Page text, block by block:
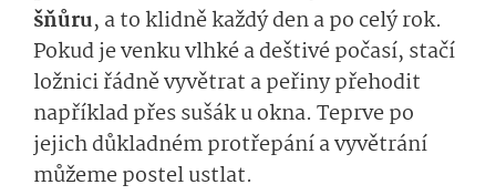
šňůru, a to klidně každý den a po celý rok.
Pokud je venku vlhké a deštivé počasí, stačí
ložnici řádně vyvětrat a peřiny přehodit
například přes sušák u okna. Teprve po
jejich důkladném protřepání a vyvětrání
můžeme postel ustlat.